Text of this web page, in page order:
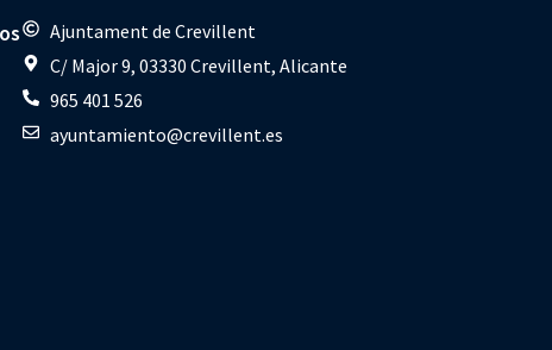
Ajuntament de Crevillent
C/ Major 9, 03330 Crevillent, Alicante
965 401 526
ayuntamiento@crevillent.es